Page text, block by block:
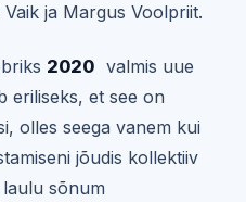
ja Margus Voolpriit.
2020 valmis uue
eriliseks, et see on
olles seega vanem kui
jõudis kollektiiv
sõnum